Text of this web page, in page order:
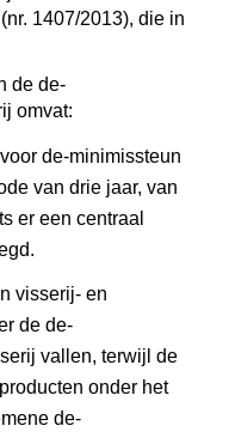
(nr. 1407/2013), die in
de de-
omvat:
de-minimissteun
van drie jaar, van
er een centraal
visserij- en
de de-
vallen, terwijl de
onder het
de-